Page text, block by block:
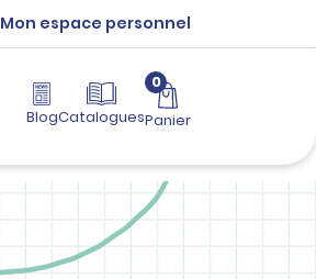
Mon espace personnel
BlogCatalogues
0
Panier